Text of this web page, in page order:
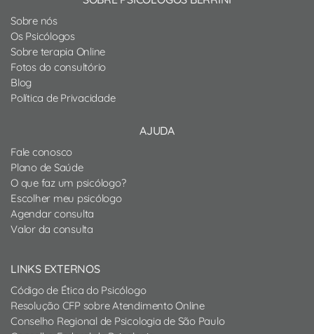
Sobre nós
Os Psicólogos
Sobre terapia Online
Fotos do consultório
Blog
Política de Privacidade
AJUDA
Fale conosco
Plano de Saúde
O que faz um psicólogo?
Escolher meu psicólogo
Agendar consulta
Valor da consulta
LINKS EXTERNOS
Código de Ética do Psicólogo
Resolução CFP sobre Atendimento Online
Conselho Regional de Psicologia de São Paulo